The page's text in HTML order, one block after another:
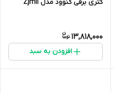
کتری برقی کنوود مدل Zjm11
13,818,000
افزودن به سبد